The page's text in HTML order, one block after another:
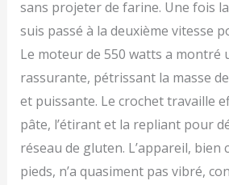
sans projeter de farine. Une fois
suis passé à la deuxième vitesse
Le moteur de 550 watts a montré
rassurante, pétrissant la masse
et puissante. Le crochet travaille
pâte, l’étirant et la repliant pour
réseau de gluten. L’appareil, bien
pieds, n’a quasiment pas vibré,